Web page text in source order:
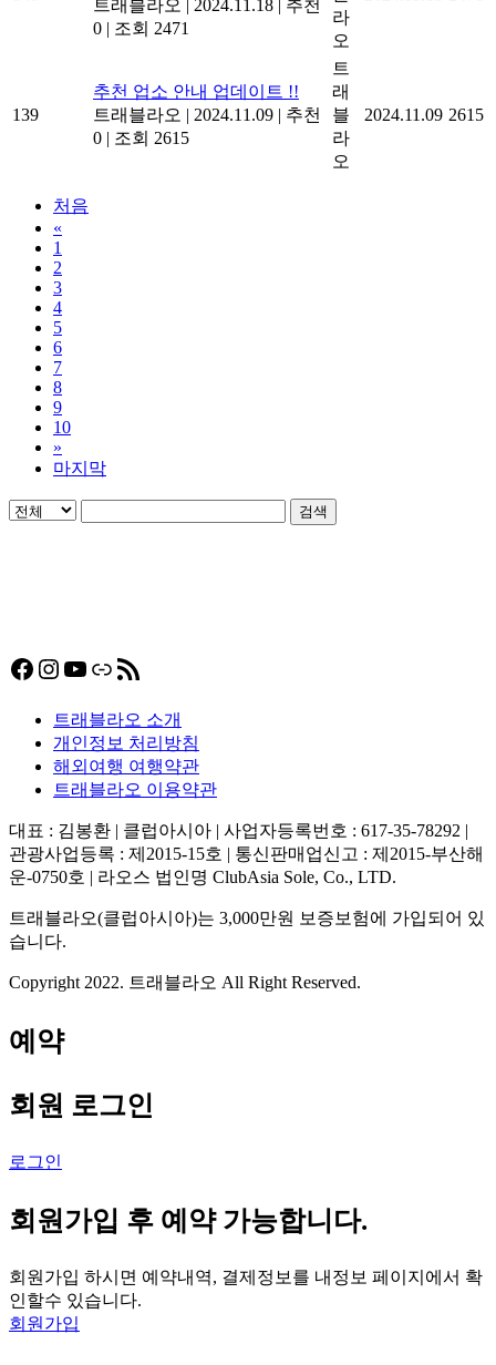
트래블라오 | 2024.11.18 | 추천
0 | 조회 2471
라
오
139
추천 업소 안내 업데이트 !!
트래블라오 | 2024.11.09 | 추천
0 | 조회 2615
트
래
블
라
오
2024.11.09 2615
처음
«
1
2
3
4
5
6
7
8
9
10
»
마지막
검색
Facebook
Instagram
YouTube
링크RSS 피드
트래블라오 소개
개인정보 처리방침
해외여행 여행약관
트래블라오 이용약관
대표 : 김봉환 | 클럽아시아 | 사업자등록번호 : 617-35-78292 |
관광사업등록 : 제2015-15호 | 통신판매업신고 : 제2015-부산해
운-0750호 | 라오스 법인명 ClubAsia Sole, Co., LTD.
트래블라오(클럽아시아)는 3,000만원 보증보험에 가입되어 있
습니다.
Copyright 2022. 트래블라오 All Right Reserved.
예약
회원 로그인
로그인
회원가입 후 예약 가능합니다.
회원가입 하시면 예약내역, 결제정보를 내정보 페이지에서 확
인할수 있습니다.
회원가입